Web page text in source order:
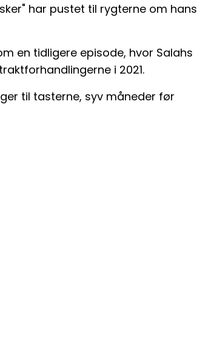
har pustet til rygterne om hans
en tidligere episode, hvor Salahs
i 2021.
til tasterne, syv måneder før